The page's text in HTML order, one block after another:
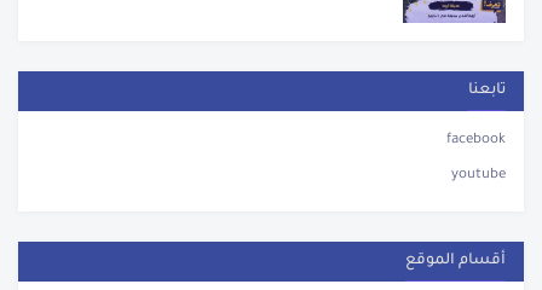
تابعنا
facebook
youtube
أقسام الموقع